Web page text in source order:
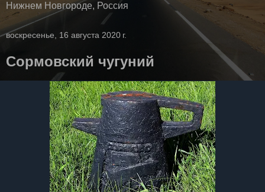
Нижнем Новгороде, Россия
воскресенье, 16 августа 2020 г.
Сормовский чугуний